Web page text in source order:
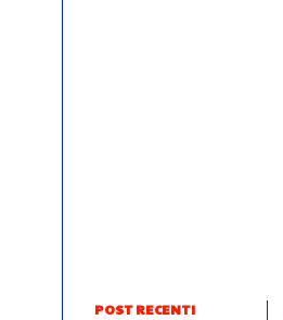
POST RECENTI